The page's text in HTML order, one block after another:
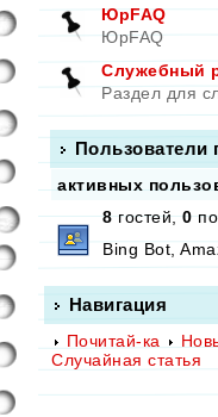
ЮрFAQ
ЮрFAQ
Служебный
Раздел для
Пользователи
активных
8гостей,0
Bing Bot,
Навигация
Почитай-ка
Случайная статья